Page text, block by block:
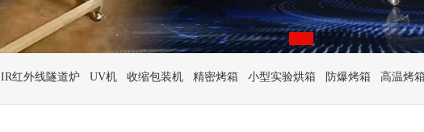
IR红外线隧道炉 UV机 收缩包装机 精密烤箱 小型实验烘箱 防爆烤箱 高温烤